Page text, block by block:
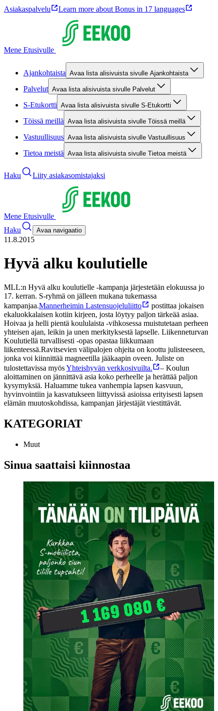
Asiakaspalvelu Learn more about Bonus in 17 languages
Mene Etusivulle
Ajankohtaista Avaa lista alisivuista sivulle Ajankohtaista
Palvelut Avaa lista alisivuista sivulle Palvelut
S-Etukortti Avaa lista alisivuista sivulle S-Etukortti
Töissä meillä Avaa lista alisivuista sivulle Töissä meillä
Vastuullisuus Avaa lista alisivuista sivulle Vastuullisuus
Tietoa meistä Avaa lista alisivuista sivulle Tietoa meistä
Haku Liity asiakasomistajaksi
Mene Etusivulle
Haku
Avaa navigaatio
11.8.2015
Hyvä alku koulutielle
MLL:n Hyvä alku koulutielle -kampanja järjestetään elokuussa jo
17. kerran. S-ryhmä on jälleen mukana tukemassa
kampanjaa.Mannerheimin Lastensuojeluliitto
postittaa jokaisen
ekaluokkalaisen kotiin kirjeen, josta löytyy paljon tärkeää asiaa.
Hoivaa ja helli pientä koululaista -vihkosessa muistutetaan perheen
yhteisen ajan, leikin ja unen merkityksestä lapselle. Liikenneturvan
Koulutiellä turvallisesti -opas opastaa liikkumaan
liikenteessä.Ravitsevien välipalojen ohjeita on koottu julisteeseen,
jonka voi kiinnittää magneetilla jääkaapin oveen. Juliste on
tulostettavissa myösYhteishyvän verkkosivuilta.
– Koulun
aloittaminen on jännittävä asia koko perheelle ja herättää paljon
kysymyksiä. Haluamme tukea vanhempia lapsen kasvuun,
hyvinvointiin ja kasvatukseen liittyvissä asioissa erityisesti lapsen
elämän muutoskohdissa, kampanjan järjestäjät viestittävät.
KATEGORIAT
Muut
Sinua saattaisi kiinnostaa